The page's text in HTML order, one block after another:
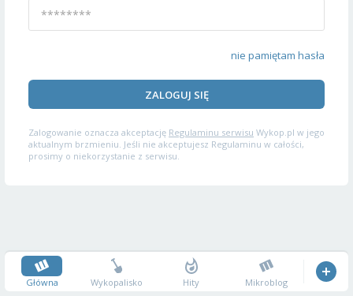
nie pamiętam hasła
ZALOGUJ SIĘ
Zalogowanie oznacza akceptację Regulaminu serwisu Wykop.pl w jego
aktualnym brzmieniu. Jeśli nie akceptujesz Regulaminu w całości,
prosimy o niekorzystanie z serwisu.
Główna Wykopalisko Hity Mikroblog